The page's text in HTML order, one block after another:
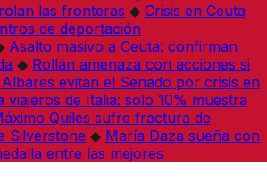
las fronteras ◆ Crisis en Ceuta
de deportación
Asalto masivo a Ceuta: confirman
◆ Rollán amenaza con acciones si
evitan el Senado por crisis en
viajeros de Italia: solo 10% muestra
Quiles sufre fractura de
Silverstone ◆ María Daza sueña con
entre las mejores